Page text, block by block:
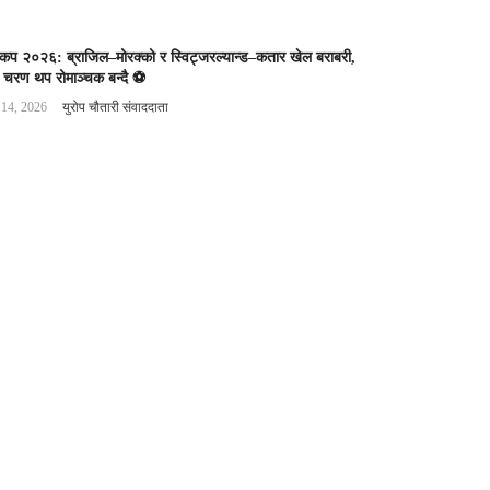
२०२६: ब्राजिल–मोरक्को र स्विट्जरल्यान्ड–कतार खेल बराबरी,
थप रोमाञ्चक बन्दै ⚽️
2026 युरोप चौतारी संवाददाता